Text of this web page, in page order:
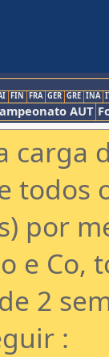
FIN FRA GER GRE INA
AUT
carga
todos
por
e Co,
2
: